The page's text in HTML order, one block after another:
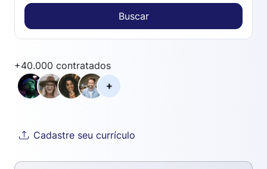
Buscar
+40.000 contratados
Cadastre seu currículo